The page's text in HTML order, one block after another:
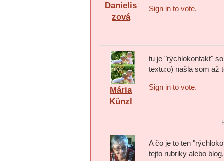
Danielis
zová
Sign in to vote.
Mária
Künzl
tu je "rýchlokontakt"
textu:o) našla som až
Sign in to vote.
A čo je to ten
tejto rubriky alebo